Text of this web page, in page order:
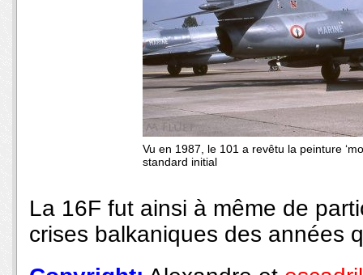
Vu en 1987, le 101 a revêtu la peinture
standard initial
La 16F fut ainsi à même de
crises balkaniques des années